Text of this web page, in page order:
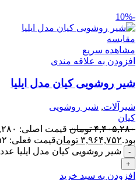
-10%
مقایسه
مشاهده سریع
افزودن به علاقه مندی
شیر روشویی کیان مدل ایلیا
شیرآلات, شیر روشویی
کیان
۴,۴۰۵,۲۸۰ تومان
بود.۳,۹۶۴,۷۵۲ تومانقیمت فعلی: ۳,۹۶۴,۷۵۲ تومان.
شیر روشویی کیان مدل ایلیا عدد
افزودن به سبد خرید